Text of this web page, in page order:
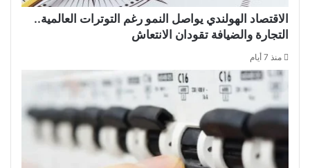
الاقتصاد الهولندي يواصل النمو رغم التوترات العالمية..
التجارة والضيافة تقودان الانتعاش
منذ 7 أيام